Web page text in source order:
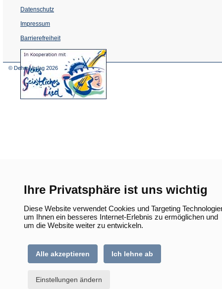
Ihre Privatsphäre ist uns wichtig
Diese Website verwendet Cookies und Targeting
um Ihnen ein besseres Internet-Erlebnis zu ermöglichen und
um die Website weiter zu entwickeln.
Alle akzeptieren Ich lehne ab
Einstellungen ändern
Datenschutz
Impressum
Barrierefreiheit
(Öffnet
in
© Dehm Verlag 2026